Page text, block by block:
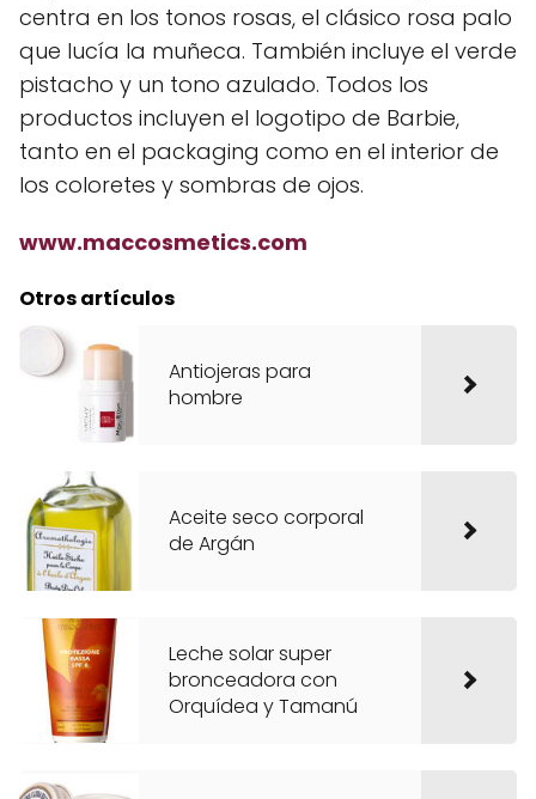
centra en los tonos rosas, el clásico rosa palo
que lucía la muñeca. También incluye el verde
pistacho y un tono azulado. Todos los
productos incluyen el logotipo de Barbie,
tanto en el packaging como en el interior de
los coloretes y sombras de ojos.
www.maccosmetics.com
Otros artículos
Antiojeras para
hombre
Aceite seco corporal
de Argán
Leche solar super
bronceadora con
Orquídea y Tamanú